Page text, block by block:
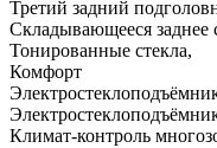
Третий задний
Складывающееся заднее
Тонированные стекла,
Комфорт
Климат-контроль